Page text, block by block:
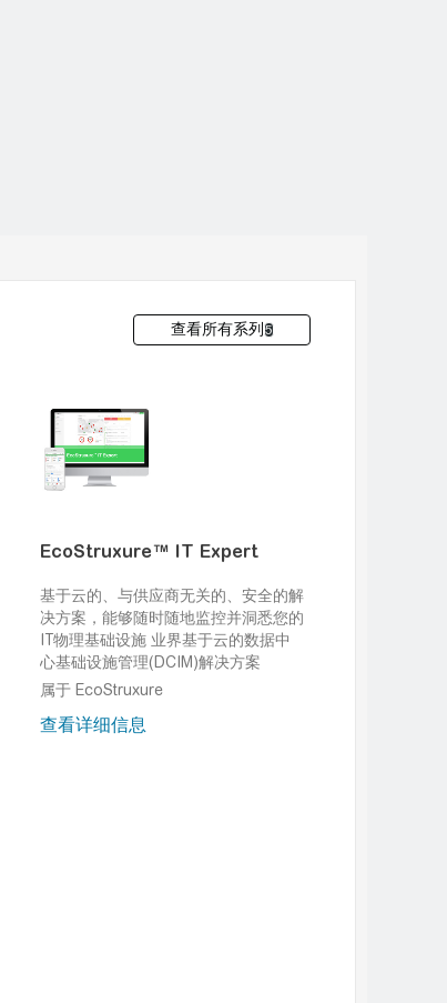
EcoStruxure™ IT Expert
基于云的、与供应商无关的、安全的解
决方案，能够随时随地监控并洞悉您的
IT物理基础设施 业界基于云的数据中
心基础设施管理(DCIM)解决方案
属于 EcoStruxure
查看详细信息